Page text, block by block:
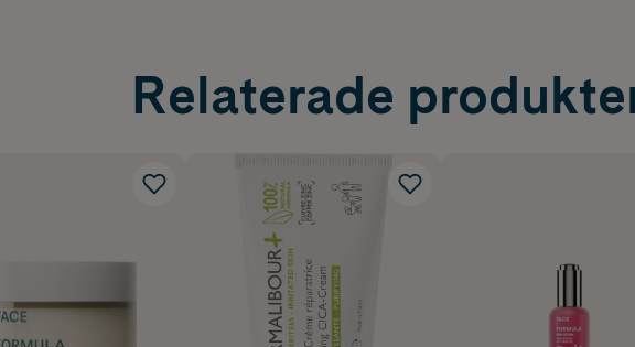
Relaterade